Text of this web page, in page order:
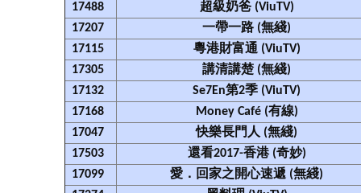
17488
超級奶爸 (ViuTV)
17207
一帶一路 (無綫)
17115
粵港財富通 (ViuTV)
17305
講清講楚 (無綫)
17132
Se7En第2季 (ViuTV)
17168
Money Café (有線)
17047
快樂長門人 (無綫)
17503
還看2017-香港 (奇妙)
17099
愛．回家之開心速遞 (無綫)